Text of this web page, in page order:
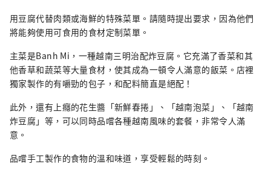
用豆腐代替肉類或海鮮的特殊菜單。請隨時提出要求，因為他們
將能夠使用可食用的食材定制菜單。
主菜是Banh Mi，一種越南三明治配炸豆腐。它充滿了香菜和其
他香草和蔬菜等大量食材，使其成為一頓令人滿意的飯菜。店裡
獨家製作的有嚼勁的包子，和配料簡直是絕配！
此外，還有上癮的花生醬「新鮮春捲」、「越南泡菜」、「越南
炸豆腐」等，可以同時品嚐各種越南風味的套餐，非常令人滿
意。
品嚐手工製作的食物的溫和味道，享受輕鬆的時刻。